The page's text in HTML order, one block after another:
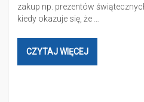
zakup np. prezentów
kiedy okazuje się, że …
CZYTAJ WIĘCEJ